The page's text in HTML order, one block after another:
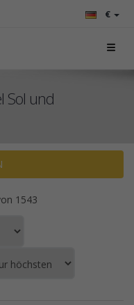
€
Sol und
1543